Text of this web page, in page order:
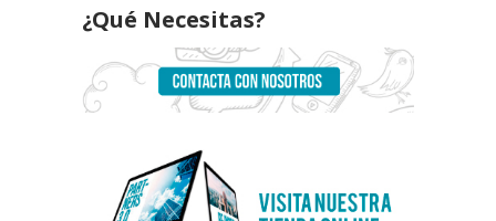
¿Qué Necesitas?